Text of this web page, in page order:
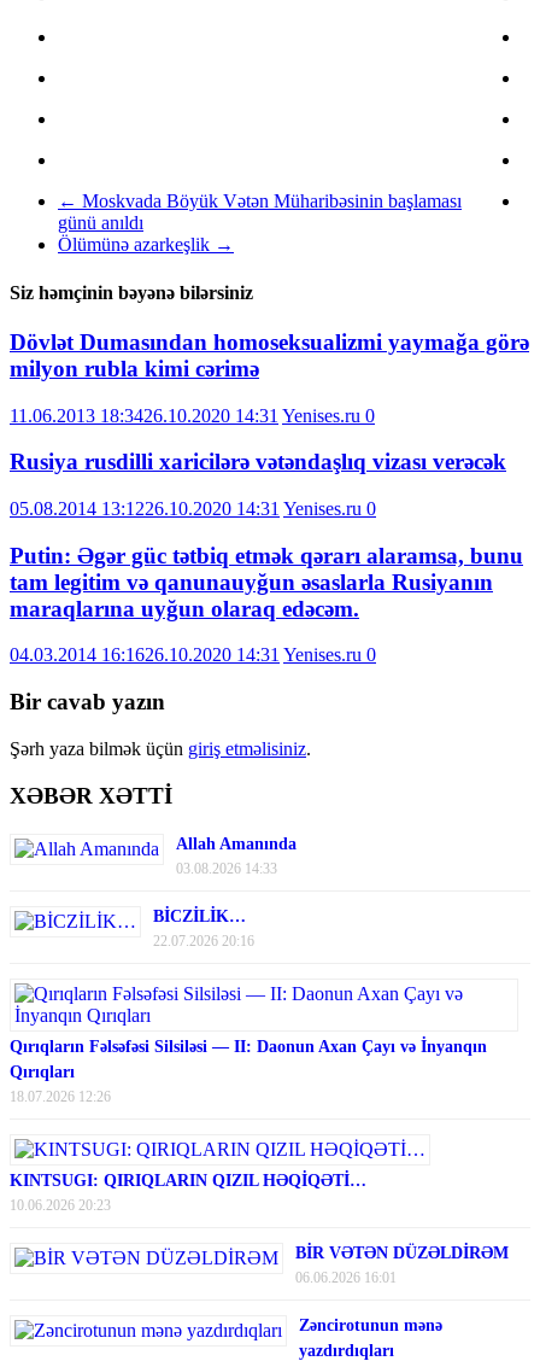
← Moskvada Böyük Vətən Müharibəsinin başlaması
günü anıldı
Ölümünə azarkeşlik →
Siz həmçinin bəyənə bilərsiniz
Dövlət Dumasından homoseksualizmi yaymağa görə
milyon rubla kimi cərimə
11.06.2013 18:3426.10.2020 14:31 Yenises.ru 0
Rusiya rusdilli xaricilərə vətəndaşlıq vizası verəcək
05.08.2014 13:1226.10.2020 14:31 Yenises.ru 0
Putin: Əgər güc tətbiq etmək qərarı alaramsa, bunu
tam legitim və qanunauyğun əsaslarla Rusiyanın
maraqlarına uyğun olaraq edəcəm.
04.03.2014 16:1626.10.2020 14:31 Yenises.ru 0
Bir cavab yazın
Şərh yaza bilmək üçün giriş etməlisiniz.
XƏBƏR XƏTTİ
Allah Amanında
03.08.2026 14:33
BİCZİLİK…
22.07.2026 20:16
Qırıqların Fəlsəfəsi Silsiləsi — II: Daonun Axan Çayı və İnyanqın
Qırıqları
18.07.2026 12:26
KINTSUGI: QIRIQLARIN QIZIL HƏQİQƏTİ…
10.06.2026 20:23
BİR VƏTƏN DÜZƏLDİRƏM
06.06.2026 16:01
Zəncirotunun mənə
yazdırdıqları